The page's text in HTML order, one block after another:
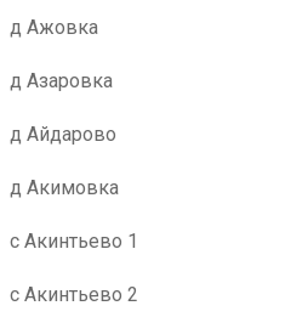
д Ажовка
д Азаровка
д Айдарово
д Акимовка
с Акинтьево 1
с Акинтьево 2